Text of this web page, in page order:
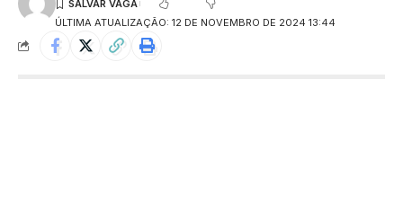
ÚLTIMA ATUALIZAÇÃO: 12 DE NOVEMBRO DE 2024 13:44